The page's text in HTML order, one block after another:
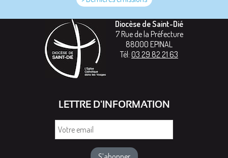
Diocèse de Saint-Dié
7 Rue de la Préfecture
88000 EPINAL
Tél: 03 29 82 21 63
LETTRE D'INFORMATION